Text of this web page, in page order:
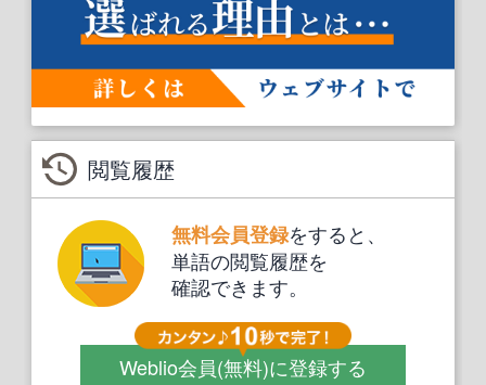
閲覧履歴
無料会員登録をすると、
単語の閲覧履歴を
確認できます。
Weblio会員(無料)に登録する